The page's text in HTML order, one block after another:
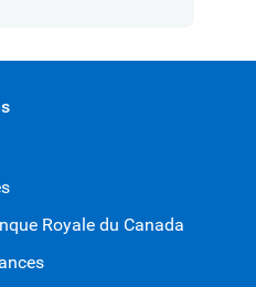
Royale du Canada